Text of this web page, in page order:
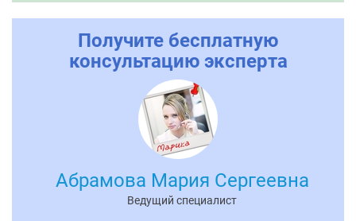
Получите бесплатную
консультацию эксперта
Абрамова Мария Сергеевна
Ведущий специалист